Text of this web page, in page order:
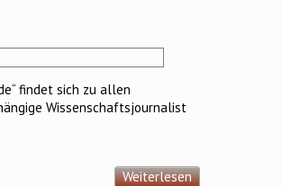
findet sich zu allen
Wissenschaftsjournalist
Weiterlesen